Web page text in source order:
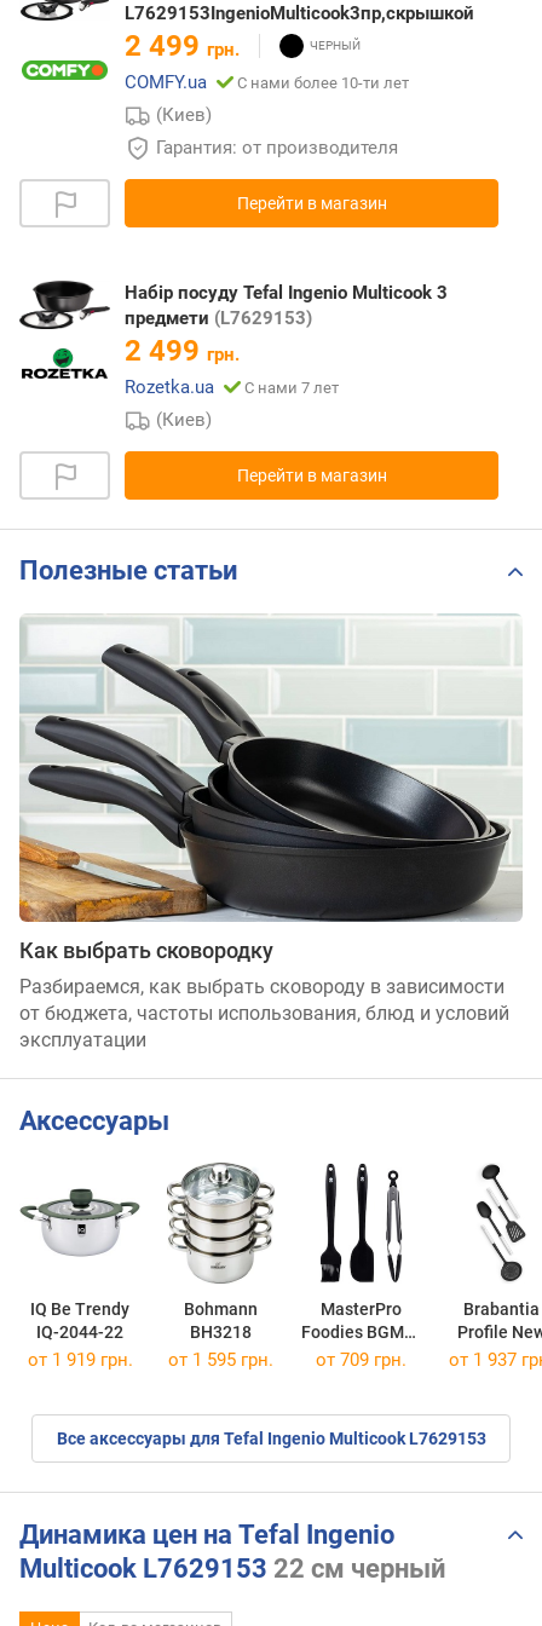
L7629153IngenioMulticook3пр,скрышкой
2 499 грн.
COMFY.ua
С нами более 10-ти лет
(Киев)
Гарантия: от производителя
Перейти в магазин
Набір посуду Tefal Ingenio Multicook 3
предмети (L7629153)
2 499 грн.
Rozetka.ua
С нами 7 лет
(Киев)
Перейти в магазин
Полезные статьи
Как выбрать сковородку
Разбираемся, как выбрать сковороду в зависимости
от бюджета, частоты использования, блюд и условий
эксплуатации
Аксессуары
IQ Be Trendy
IQ-2044-22
Bohmann
BH3218
MasterPro
Foodies BGMP-
7183
Brabantia
Profile
260285
от 1 919 грн. от 1 595 грн. от 709 грн. от 1 937
Все аксессуары для Tefal Ingenio Multicook L7629153
Динамика цен на Tefal Ingenio
Multicook L7629153 22 см черный